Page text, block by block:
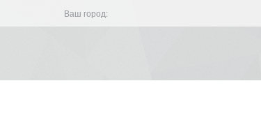
Ваш город: